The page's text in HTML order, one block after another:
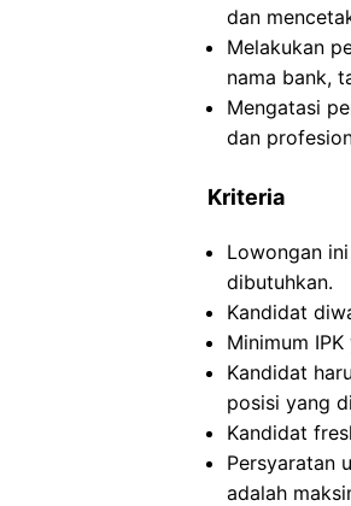
dan
Melakukan
nama bank,
Mengatasi
dan
Kriteria
Lowongan
dibutuhkan.
Kandidat
Minimum
Kandidat
posisi yang
Kandidat
Persyaratan
adalah